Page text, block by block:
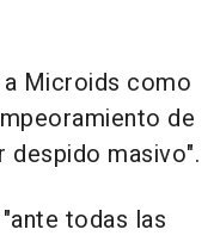
Microids como
de
masivo".
todas las